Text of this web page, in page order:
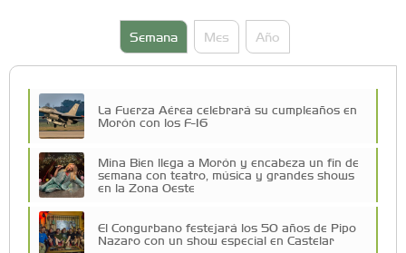
Semana Mes Año
La Fuerza Aérea celebrará su cumpleaños en
Morón con los F-16
Mina Bien llega a Morón y encabeza un fin de
semana con teatro, música y grandes shows
en la Zona Oeste
El Congurbano festejará los 50 años de Pipo
Nazaro con un show especial en Castelar